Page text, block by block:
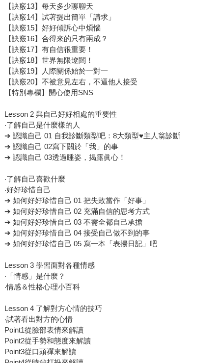
【訣竅13】每天多少聊聊天
【訣竅14】試著提出簡單「請求」
【訣竅15】好好傾訴心中煩惱
【訣竅16】合得來的只有兩成？
【訣竅17】有自信很重要！
【訣竅18】世界無限遼闊！
【訣竅19】人際關係始於一對一
【訣竅20】不被意見左右，不逼他人接受
【特別專欄】開心使用SNS
Lesson 2 與自己好好相處的重要性
‧了解自己是什麼樣的人
➔ 認識自己 01 自我診斷類型吧：8大類型♥主人翁診斷
➔ 認識自己 02寫下關於「我」的事
➔ 認識自己 03透過睡姿，揭露眞心！
‧了解自己喜歡什麼
‧好好珍惜自己
➔ 如何好好珍惜自己 01 把失敗當作「好事」
➔ 如何好好珍惜自己 02 充滿自信的思考方式
➔ 如何好好珍惜自己 03 不需全都自己承擔
➔ 如何好好珍惜自己 04 接受自己做不到的事
➔ 如何好好珍惜自己 05 寫一本「表揚日記」吧
Lesson 3 學習面對各種情感
‧「情感」是什麼？
‧情感＆性格心理小百科
Lesson 4 了解對方心情的技巧
‧試著看出對方的心情
Point1從臉部表情來解讀
Point2從手勢和態度來解讀
Point3從口頭禪來解讀